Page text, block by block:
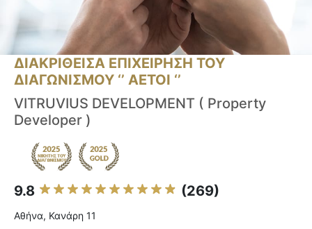
ΔΙΑΚΡΙΘΕΙΣΑ ΕΠΙΧΕΙΡΗΣΗ ΤΟΥ
ΔΙΑΓΩΝΙΣΜΟΥ ‘’ ΑΕΤΟΙ ‘’
VITRUVIUS DEVELOPMENT ( Property
Developer )
9.8 (269)
Αθήνα, Κανάρη 11